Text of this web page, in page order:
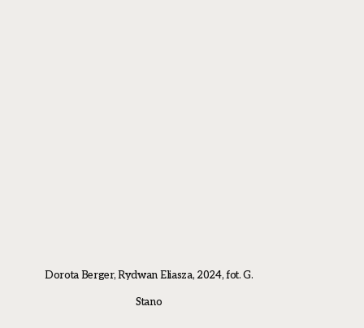
Dorota Berger, Rydwan Eliasza, 2024, fot. G.
Stano